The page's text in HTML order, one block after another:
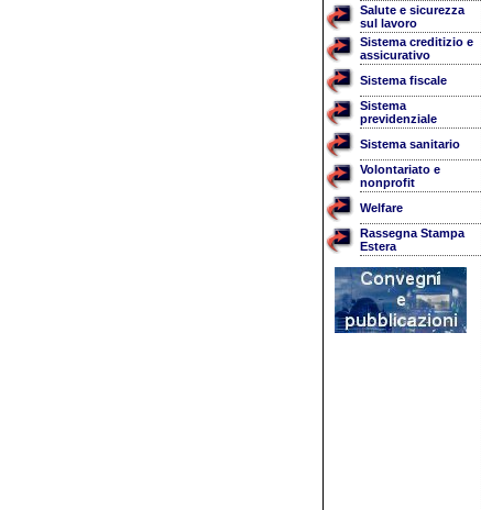
Salute e sicurezza
sul lavoro
Sistema creditizio e
assicurativo
Sistema fiscale
Sistema
previdenziale
Sistema sanitario
Volontariato e
nonprofit
Welfare
Rassegna Stampa
Estera